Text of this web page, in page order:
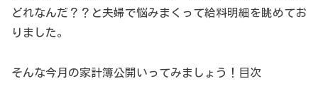
どれなんだ？？と夫婦で悩みまくって給料明細を眺めてお
りました。
そんな今月の家計簿公開いってみましょう！目次